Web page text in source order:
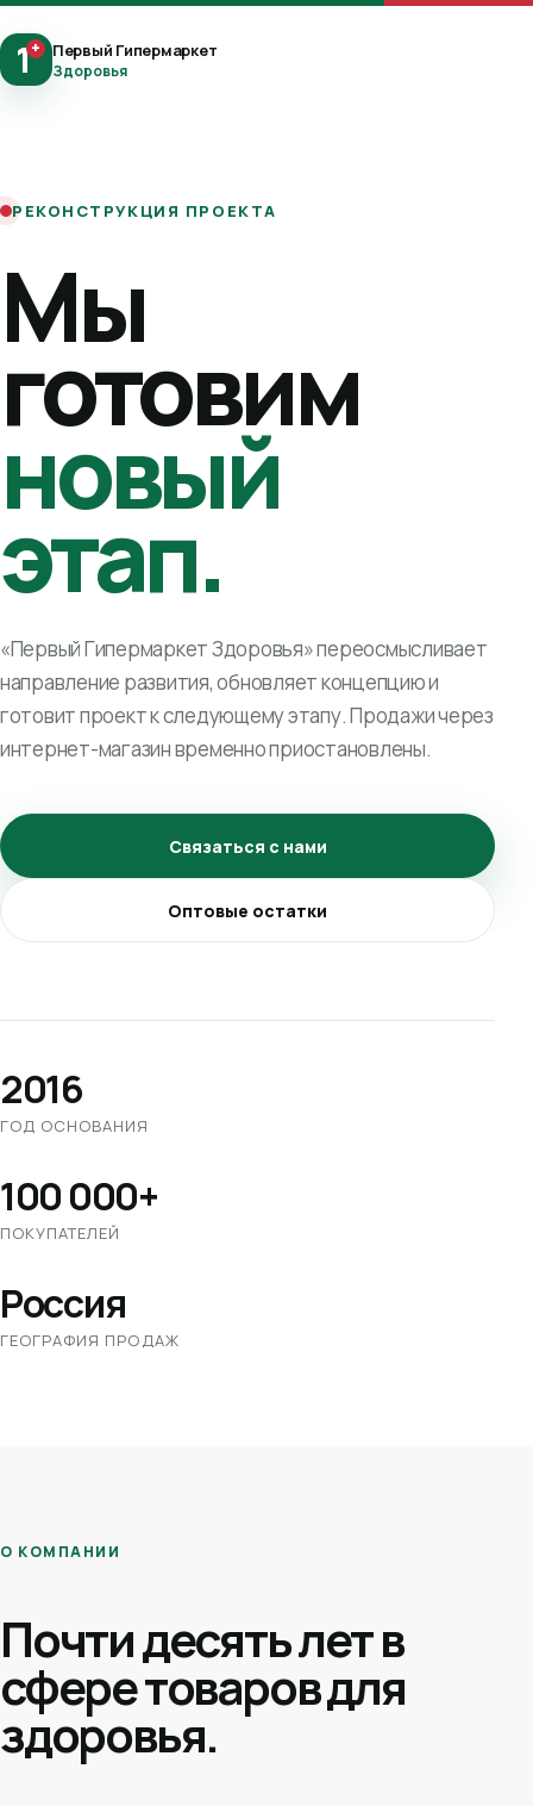
1+ Первый Гипермаркет
Здоровья
РЕКОНСТРУКЦИЯ ПРОЕКТА
Мы
готовим
новый
этап.
«Первый Гипермаркет Здоровья» переосмысливает
направление развития, обновляет концепцию и
готовит проект к следующему этапу. Продажи через
интернет-магазин временно приостановлены.
Связаться с нами
Оптовые остатки
2016
ГОД ОСНОВАНИЯ
100 000+
ПОКУПАТЕЛЕЙ
Россия
ГЕОГРАФИЯ ПРОДАЖ
О КОМПАНИИ
Почти десять лет в
сфере товаров для
здоровья.